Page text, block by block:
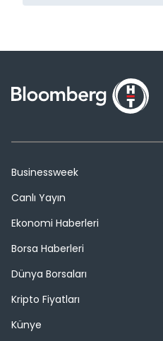
Businessweek
Canlı Yayın
Ekonomi Haberleri
Borsa Haberleri
Dünya Borsaları
Kripto Fiyatları
Künye